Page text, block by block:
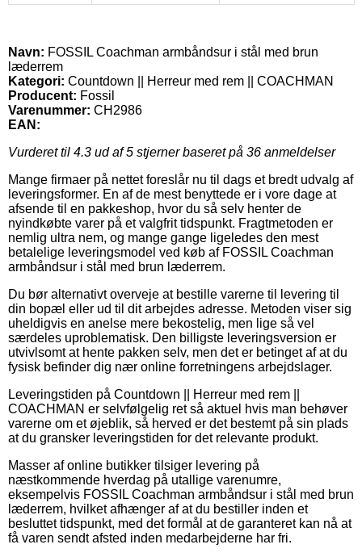
Navn: FOSSIL Coachman armbåndsur i stål med brun
læderrem
Kategori: Countdown || Herreur med rem || COACHMAN
Producent: Fossil
Varenummer: CH2986
EAN:
Vurderet til 4.3 ud af 5 stjerner baseret på 36 anmeldelser
Mange firmaer på nettet foreslår nu til dags et bredt udvalg af
leveringsformer. En af de mest benyttede er i vore dage at
afsende til en pakkeshop, hvor du så selv henter de
nyindkøbte varer på et valgfrit tidspunkt. Fragtmetoden er
nemlig ultra nem, og mange gange ligeledes den mest
betalelige leveringsmodel ved køb af FOSSIL Coachman
armbåndsur i stål med brun læderrem.
Du bør alternativt overveje at bestille varerne til levering til
din bopæl eller ud til dit arbejdes adresse. Metoden viser sig
uheldigvis en anelse mere bekostelig, men lige så vel
særdeles uproblematisk. Den billigste leveringsversion er
utvivlsomt at hente pakken selv, men det er betinget af at du
fysisk befinder dig nær online forretningens arbejdslager.
Leveringstiden på Countdown || Herreur med rem ||
COACHMAN er selvfølgelig ret så aktuel hvis man behøver
varerne om et øjeblik, så herved er det bestemt på sin plads
at du gransker leveringstiden for det relevante produkt.
Masser af online butikker tilsiger levering på
næstkommende hverdag på utallige varenumre,
eksempelvis FOSSIL Coachman armbåndsur i stål med brun
læderrem, hvilket afhænger af at du bestiller inden et
besluttet tidspunkt, med det formål at de garanteret kan nå at
få varen sendt afsted inden medarbejderne har fri.